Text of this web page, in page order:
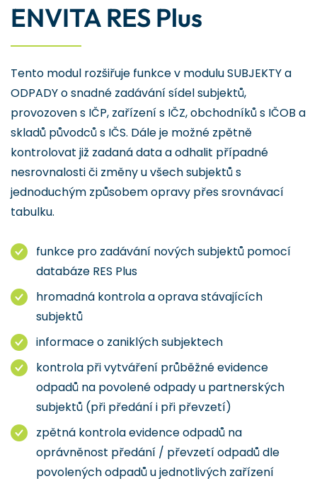
ENVITA RES Plus
Tento modul rozšiřuje funkce v modulu SUBJEKTY a
ODPADY o snadné zadávání sídel subjektů,
provozoven s IČP, zařízení s IČZ, obchodníků s IČOB a
skladů původců s IČS. Dále je možné zpětně
kontrolovat již zadaná data a odhalit případné
nesrovnalosti či změny u všech subjektů s
jednoduchým způsobem opravy přes srovnávací
tabulku.
funkce pro zadávání nových subjektů pomocí
databáze RES Plus
hromadná kontrola a oprava stávajících
subjektů
informace o zaniklých subjektech
kontrola při vytváření průběžné evidence
odpadů na povolené odpady u partnerských
subjektů (při předání i při převzetí)
zpětná kontrola evidence odpadů na
oprávněnost předání / převzetí odpadů dle
povolených odpadů u jednotlivých zařízení